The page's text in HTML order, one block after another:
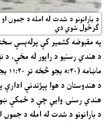
د بارانونو د شدت له امله د جموں
ګرځول شوي دي
په مقبوضه کشمیر کې پرله‌پسې سختو
د هندي رسنیو د راپور له مخې، د
ماښامه (۸:۳۰ بجو څخه تر ۱۱:۳۰ بجو پورې) ۳۶۰ ملي متره باران ثبت شوی دی
د هندوستان د هوا پېژندنې ادارې
هندي رسنۍ وايي چې د ځمکې ښوېدنې ، لینډ سلایډنګ له امله لږ تر لږه
د بارانونو د شدت له امله د جموں